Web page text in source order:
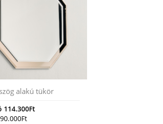
alakú tükör
114.300Ft
90.000Ft